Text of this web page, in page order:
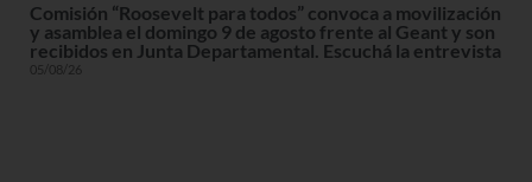
Comisión “Roosevelt para todos” convoca a movilización
y asamblea el domingo 9 de agosto frente al Geant y son
recibidos en Junta Departamental. Escuchá la entrevista
05/08/26